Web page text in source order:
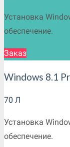
Установка
обеспечение.
Заказ
Windows 8.1
70 Л
Установка
обеспечение.